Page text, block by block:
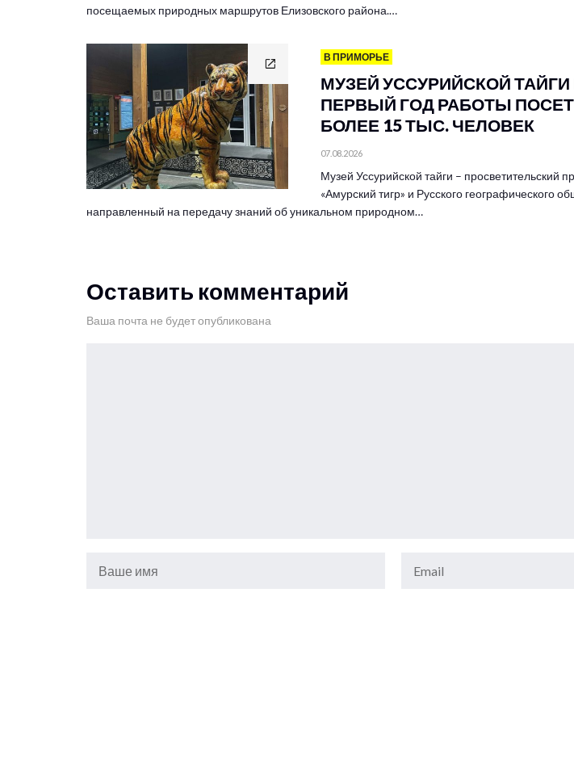
посещаемых природных маршрутов Елизовского района.…
В ПРИМОРЬЕ
МУЗЕЙ УССУРИЙСКОЙ ТАЙГИ
ПЕРВЫЙ ГОД РАБОТЫ
БОЛЕЕ 15 ТЫС. ЧЕЛОВЕК
07.08.2026
Музей Уссурийской тайги – просветительский
«Амурский тигр» и Русского географического
направленный на передачу знаний об уникальном природном…
Оставить комментарий
Ваша почта не будет опубликована